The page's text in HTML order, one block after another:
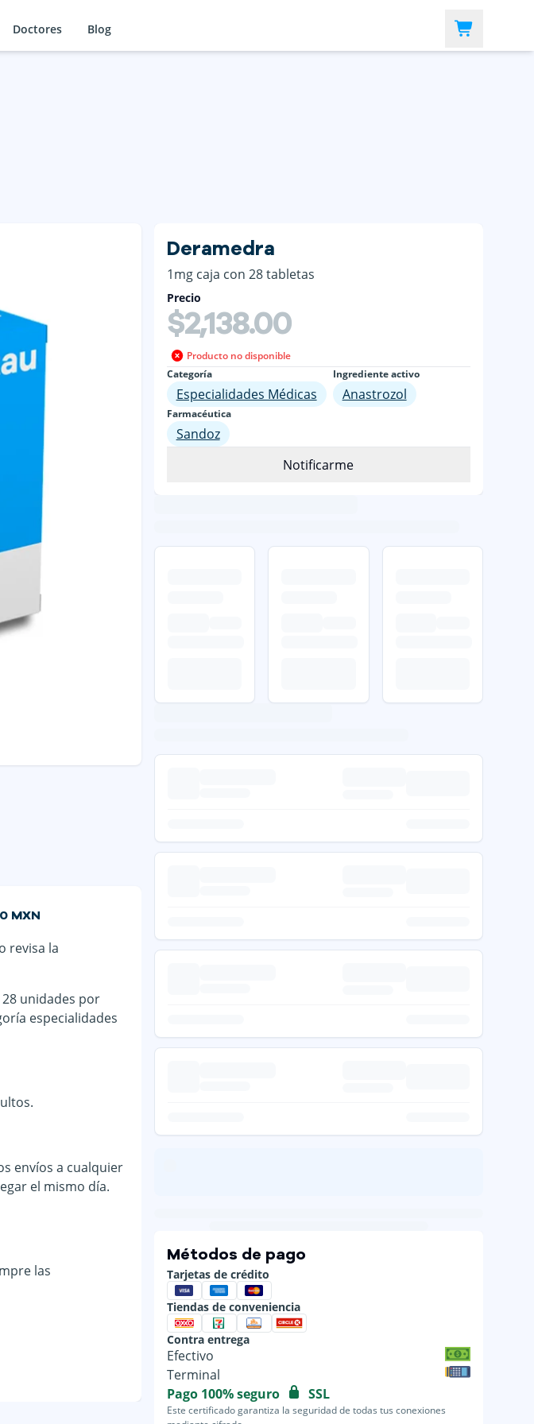
Doctores Blog
Deramedra
1mg caja con 28 tabletas
Precio
$2,138.00
Producto no disponible
Categoría
Especialidades Médicas
Ingrediente activo
Anastrozol
Farmacéutica
Sandoz
Notificarme
Métodos de pago
Tarjetas de crédito
Tiendas de conveniencia
Contra entrega
Efectivo
Terminal
Pago 100% seguro
SSL
Este certificado garantiza la seguridad de todas tus conexiones
MXN
revisa la
unidades por
especialidades
envíos a cualquier
el mismo día.
las